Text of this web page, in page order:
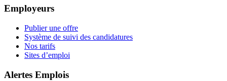
Employeurs
Publier une offre
Système de suivi des candidatures
Nos tarifs
Sites d’emploi
Alertes Emplois